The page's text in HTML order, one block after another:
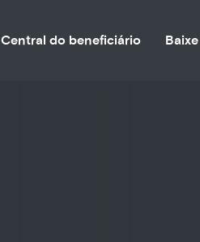
Central do beneficiário